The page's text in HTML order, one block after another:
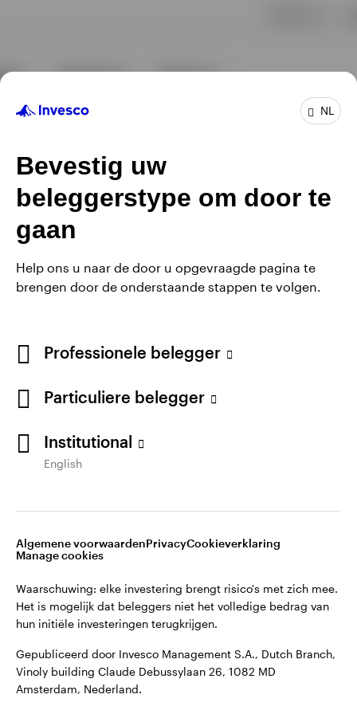
NL
Bevestig uw
beleggerstype om door te
gaan
Help ons u naar de door u opgevraagde pagina te
brengen door de onderstaande stappen te volgen.
Professionele belegger
Particuliere belegger
Institutional
English
Algemene voorwaardenPrivacyCookieverklaring
Manage cookies
Waarschuwing: elke investering brengt risico's met zich mee.
Het is mogelijk dat beleggers niet het volledige bedrag van
hun initiële investeringen terugkrijgen.
Gepubliceerd door Invesco Management S.A., Dutch Branch,
Vinoly building Claude Debussylaan 26, 1082 MD
Amsterdam, Nederland.